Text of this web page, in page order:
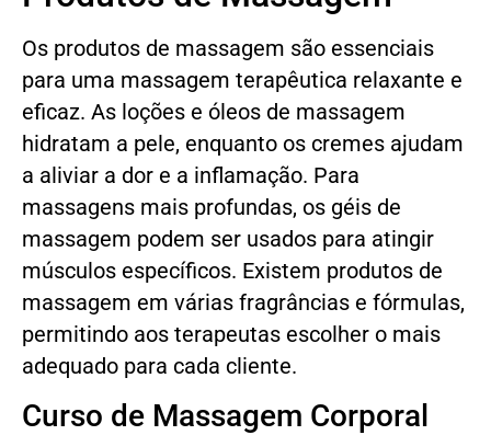
Os produtos de massagem são essenciais
para uma massagem terapêutica relaxante e
eficaz. As loções e óleos de massagem
hidratam a pele, enquanto os cremes ajudam
a aliviar a dor e a inflamação. Para
massagens mais profundas, os géis de
massagem podem ser usados para atingir
músculos específicos. Existem produtos de
massagem em várias fragrâncias e fórmulas,
permitindo aos terapeutas escolher o mais
adequado para cada cliente.
Curso de Massagem Corporal